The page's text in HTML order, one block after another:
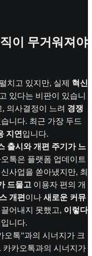
이 무거워져야
치고 있지만, 실제 혁신
있다는 비판이 있습니
의사결정이 느려 경쟁
니다. 최근 가장 두드
지연 입니다.
출시와 개편 주기가 느
톡은 플랫폼 업데이트
사업을 쏟아냈지만, 최
드물고 이용자 편의 개
개편 이나 새로운 커뮤
어내지 못했고, 이렇다
니다.
오톡”과의 시너지가 크
카카오톡과의 시너지가